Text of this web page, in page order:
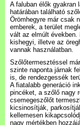
Önkormányzat
Látnivalók
Pölöskei tavak
Alapítványok
A faluban élők gyakran
határában található
Örömhegyre már csak
emberek, a terület
vált az elmúlt években.
kishegyi, illetve az
vannak használatban.
Szőlőtermesztéssel
szinte naponta járnak
is, de rendezgessék
A fiatalabb generáció
pincéket, a szőlő nagy
csemegeszőlőt
kicsinosítják,
kellemesen
nagy mértékben